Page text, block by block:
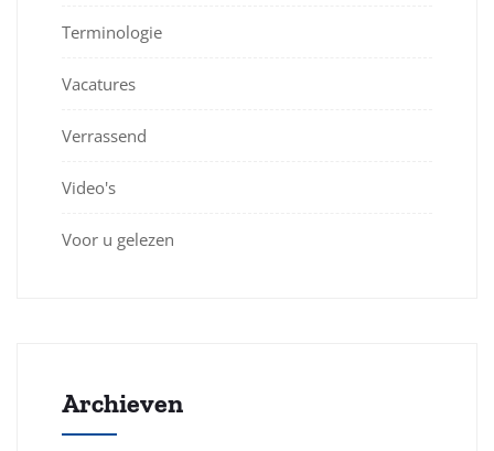
Terminologie
Vacatures
Verrassend
Video's
Voor u gelezen
Archieven